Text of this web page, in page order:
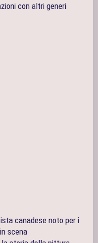
con altri generi
canadese noto per i
scena